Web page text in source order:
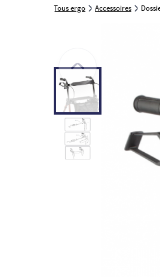
Tous ergo Accessoires